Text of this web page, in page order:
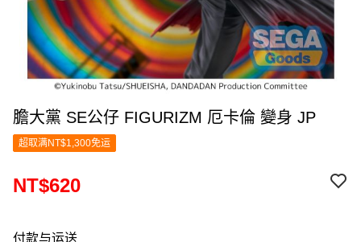
膽大黨 SE公仔 FIGURIZM 厄卡倫 變身 JP
超取满NT$1,300免运
NT$620
付款与运送